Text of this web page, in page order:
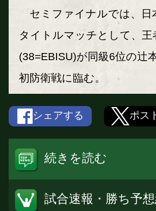
セミファイナルでは、日
タイトルマッチとして、王
(38=EBISU)が同級6位の辻
初防衛戦に臨む。
シェアする ポス
続きを読む
試合速報・勝ち予